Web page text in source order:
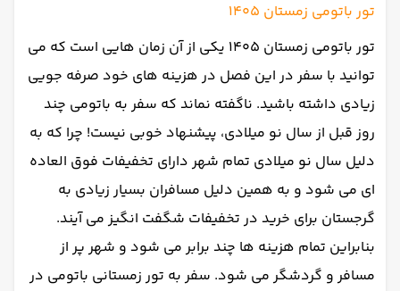
تور باتومی زمستان 1405
تور باتومی زمستان 1405 یکی از آن زمان هایی است که می
توانید با سفر در این فصل در هزینه های خود صرفه جویی
زیادی داشته باشید. ناگفته نماند که سفر به باتومی چند
روز قبل از سال نو میلادی، پیشنهاد خوبی نیست! چرا که به
دلیل سال نو میلادی تمام شهر دارای تخفیفات فوق العاده
ای می شود و به همین دلیل مسافران بسیار زیادی به
گرجستان برای خرید در تخفیفات شگفت انگیز می آیند.
بنابراین تمام هزینه ها چند برابر می شود و شهر پر از
مسافر و گردشگر می شود. سفر به تور زمستانی باتومی در